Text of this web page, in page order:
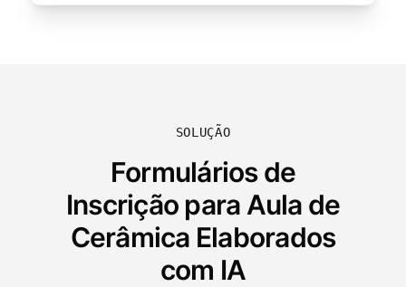
SOLUÇÃO
Formulários de
Inscrição para Aula de
Cerâmica Elaborados
com IA